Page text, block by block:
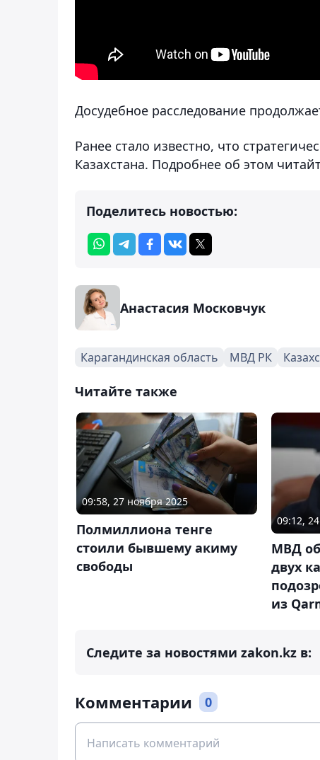
Досудебное расследование
Ранее стало известно, что
Казахстана. Подробнее об этом
Поделитесь новостью:
Анастасия Московчук
Карагандинская область МВД РК
Читайте также
09:58, 27 ноября 2025
Полмиллиона тенге
стоили бывшему акиму
свободы
09:12,
МВД
двух
из
Следите за новостями zakon.kz в:
Комментарии 0